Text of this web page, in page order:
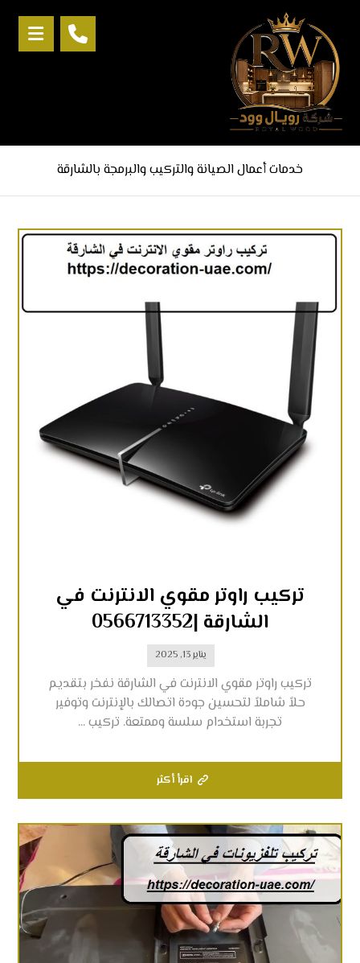
خدمات أعمال الصيانة والتركيب والبرمجة بالشارقة
تركيب راوتر مقوي الانترنت في
الشارقة |0566713352
يناير 13, 2025
تركيب راوتر مقوي الانترنت في الشارقة نفخر بتقديم
حلاً شاملاً لتحسين جودة اتصالك بالإنترنت وتوفير
تجربة استخدام سلسة وممتعة. تركيب ...
اقرأ أكثر